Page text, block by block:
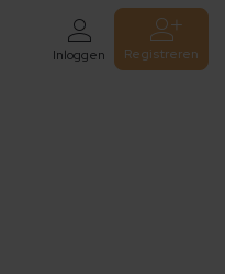
Inloggen Registreren